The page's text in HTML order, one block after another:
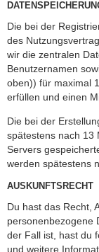
Die bei der
des
wir die zentralen
Benutzernamen
oben)) für maximal
erfüllen und einen
Die bei der
spätestens nach 13
Servers
werden spätestens
AUSKUNFTSRECHT
Du hast das Recht,
personenbezogene
der Fall ist, hast du
und weitere